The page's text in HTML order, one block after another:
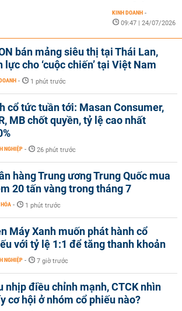
KINH DOANH -
09:47 | 24/07/2026
bán mảng siêu thị tại Thái Lan,
lực cho ‘cuộc chiến’ tại Việt Nam
- 1 phút trước
cổ tức tuần tới: Masan Consumer,
MB chốt quyền, tỷ lệ cao nhất
NGHIỆP - 26 phút trước
hàng Trung ương Trung Quốc mua
20 tấn vàng trong tháng 7
- 1 phút trước
Máy Xanh muốn phát hành cổ
với tỷ lệ 1:1 để tăng thanh khoản
NGHIỆP - 7 giờ trước
nhịp điều chỉnh mạnh, CTCK nhìn
cơ hội ở nhóm cổ phiếu nào?